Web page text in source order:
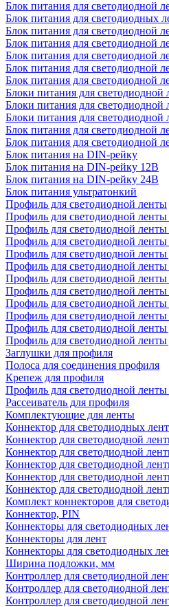
Блок питания для светодиодной
Блок питания для светодиодных
Блок питания для светодиодной
Блок питания для светодиодной
Блок питания для светодиодной
Блок питания для светодиодной
Блок питания для светодиодной
Блоки питания для светодиодной
Блоки питания для светодиодной
Блоки питания для
Блок питания для светодиодной
Блок питания для светодиодной
Блок питания на DIN-рейку
Блок питания на DIN-рейку 12В
Блок питания на DIN-рейку 24В
Блок питания ультратонкий
Профиль для светодиодной ленты
Профиль для светодиодной
Профиль для светодиодной ленты
Профиль для светодиодной
Профиль для светодиодной
Профиль для светодиодной ленты
Профиль для светодиодной ленты
Профиль для светодиодной
Профиль для светодиодной ленты
Профиль для светодиодной
Профиль для светодиодной ленты
Профиль для светодиодной ленты
Заглушки для профиля
Полоса для соединения профиля
Крепеж для профиля
Профиль для светодиодной
Рассеиватель для профиля
Комплектующие для ленты
Коннектор для светодиодных лент
Коннектор для светодиодной
Коннектор для светодиодной
Коннектор для светодиодной
Коннектор для светодиодной
Коннектор для светодиодной
Комплект коннекторов для
Коннектор, PIN
Коннекторы для светодиодных
Коннекторы для лент
Коннекторы для светодиодных
Ширина подложки, мм
Контроллер для светодиодной
Контроллер для светодиодной
Контроллер для светодиодной